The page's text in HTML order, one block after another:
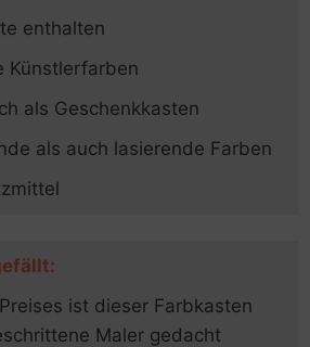
enthalten
Künstlerfarben
als Geschenkkasten
als auch lasierende Farben
ist dieser Farbkasten
Maler gedacht